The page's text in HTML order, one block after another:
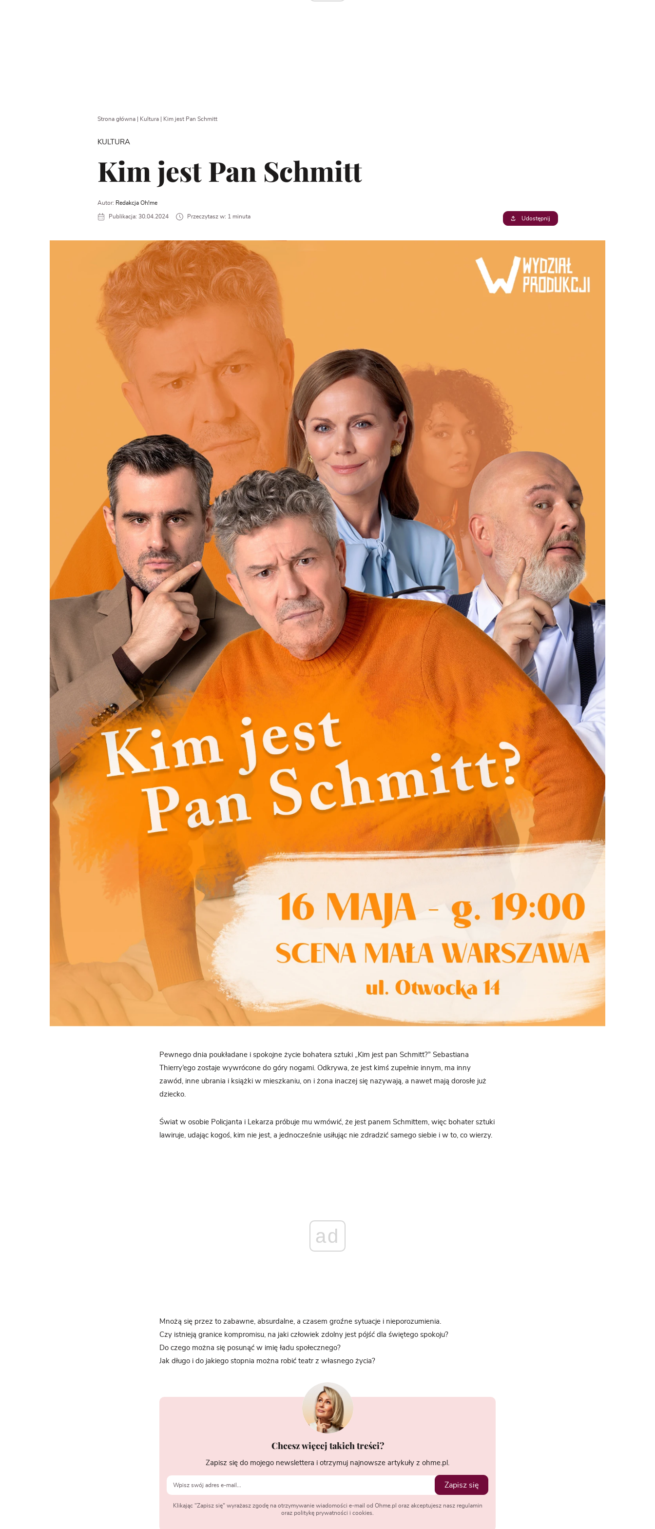
Strona główna| Kultura| Kim jest Pan Schmitt
KULTURA
Kim jest Pan Schmitt
Autor: Redakcja Oh!me
Publikacja: 30.04.2024 Przeczytasz w: 1 minuta Udostępnij
Pewnego dnia poukładane i spokojne życie bohatera sztuki „Kim jest pan Schmitt?” Sebastiana
Thierry’ego zostaje wywrócone do góry nogami. Odkrywa, że jest kimś zupełnie innym, ma inny
zawód, inne ubrania i książki w mieszkaniu, on i żona inaczej się nazywają, a nawet mają dorosłe już
dziecko.
Świat w osobie Policjanta i Lekarza próbuje mu wmówić, że jest panem Schmittem, więc bohater sztuki
lawiruje, udając kogoś, kim nie jest, a jednocześnie usiłując nie zdradzić samego siebie i w to, co wierzy.
ad
Mnożą się przez to zabawne, absurdalne, a czasem groźne sytuacje i nieporozumienia.
Czy istnieją granice kompromisu, na jaki człowiek zdolny jest pójść dla świętego spokoju?
Do czego można się posunąć w imię ładu społecznego?
Jak długo i do jakiego stopnia można robić teatr z własnego życia?
Chcesz więcej takich treści?
Zapisz się do mojego newslettera i otrzymuj najnowsze artykuły z ohme.pl.
Zapisz się
Klikając "Zapisz się" wyrażasz zgodę na otrzymywanie wiadomości e-mail od Ohme.pl oraz akceptujesz nasz regulamin
oraz politykę prywatności i cookies.